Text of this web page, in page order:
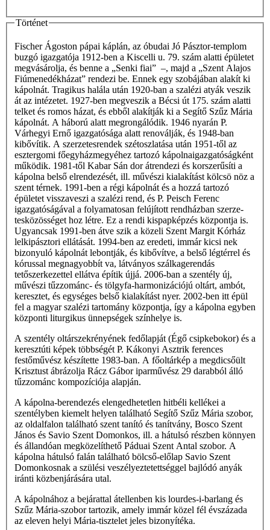
Történet
Fischer Ágoston pápai káplán, az óbudai Jó Pásztor-templom
buzgó igazgatója 1912-ben a Kiscelli u. 79. szám alatti épületet
megvásárolja, és benne a „Senki fiai” –, majd a „Szent Alajos
Fiúmenedékházat” rendezi be. Ennek egy szobájában alakít ki
kápolnát. Tragikus halála után 1920-ban a szalézi atyák veszik
át az intézetet. 1927-ben megveszik a Bécsi út 175. szám alatti
telket és romos házat, és ebből alakítják ki a Segítő Szűz Mária
kápolnát. A háború alatt megrongálódik. 1946 nyarán P.
Várhegyi Ernő igazgatósága alatt renoválják, és 1948-ban
kibővítik. A szerzetesrendek szétoszlatása után 1951-től az
esztergomi főegyházmegyéhez tartozó kápolnaigazgatóságként
működik. 1981-től Kabar Sán­ dor átrendezi és korszerűsíti a
kápolna belső elrendezését, ill. művészi kialakítást kölcsö­ nöz a
szent térnek. 1991-ben a régi kápolnát és a hozzá tartozó
épületet visszaveszi a szalézi rend, és P. Peisch Ferenc
igazgatóságával a folyamatosan felújított rendházban szerze­
tesközösséget hoz létre. Ez a rendi kispapképzés központja is.
Ugyancsak 1991-ben átve­ szik a közeli Szent Margit Kórház
lelkipásztori ellátását. 1994-ben az eredeti, immár kicsi­ nek
bizonyuló kápolnát lebontják, és kibővítve, a belső légtérrel és
kórussal megnagyobbít­ va, látványos szálkagerendás
tetőszerkezettel ellátva építik újjá. 2006-ban a szentély új,
művészi tűzzománc- és tölgyfa-harmonizációjú oltárt, ambót,
keresztet, és egységes belső kialakítást nyer. 2002-ben itt épül
fel a magyar szalézi tartomány központja, így a kápolna egyben
központi liturgikus ünnepségek színhelye is.
A szentély oltárszekrényének fedőlapját (Égő csipkebokor) és a
keresztúti képek többségét P. Kákonyi Asztrik ferences
festőművész készítette 1983-ban. A főoltárkép a megdicsőült
Krisztust ábrázolja Rácz Gábor iparművész 29 darabból álló
tűzzománc kompozíciója alapján.
A kápolna-berendezés elengedhetetlen hitbéli kellékei a
szentélyben kiemelt helyen található Segítő Szűz Mária szobor,
az oldalfalon található szent tanító és tanítvány, Bosco Szent
János és Savio Szent Domonkos, ill. a hátulsó részben könnyen
és állandóan megközelíthető Páduai Szent Antal szobor. A
kápolna hátulsó falán található bölcső-előlap Savio Szent
Domonkosnak a szülési veszélyeztetettséggel bajlódó anyák
iránti közbenjárására utal.
A kápolnához a bejárattal átellenben kis lourdes-i-barlang és
Szűz Mária-szobor tartozik, amely immár közel fél évszázada
az eleven helyi Mária-tisztelet jeles bizonyítéka.